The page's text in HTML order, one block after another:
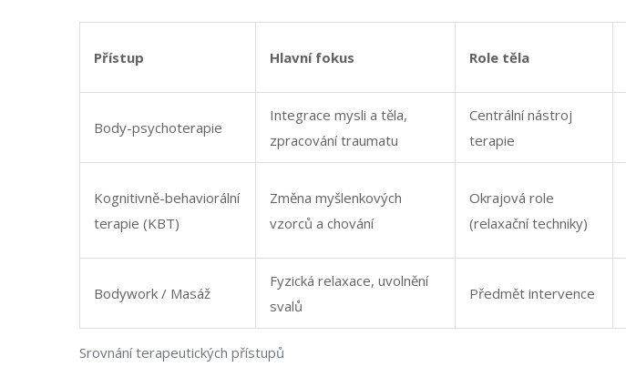
Srovnání terapeutických přístupů
Přístup Hlavní fokus Role těla
Body-psychoterapie
Integrace mysli a těla,
zpracování traumatu
Centrální nástroj
terapie
Kognitivně-behaviorální
terapie (KBT)
Změna myšlenkových
vzorců a chování
Okrajová role
(relaxační techniky)
Bodywork / Masáž
Fyzická relaxace, uvolnění
svalů
Předmět intervence